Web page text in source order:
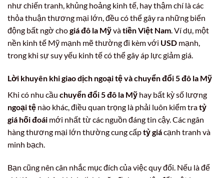
như chiến tranh, khủng hoảng kinh tế, hay thậm chí là các
thỏa thuận thương mại lớn, đều có thể gây ra những biến
động bất ngờ chogiá đô la Mỹvàtiền Việt Nam. Ví dụ, một
nền kinh tế Mỹ mạnh mẽ thường đi kèm với USD mạnh,
trong khi sự suy yếu kinh tế có thể gây áp lực giảm giá.
Lời khuyên khi giao dịch ngoại tệ và chuyển đổi 5 đô la Mỹ
Khi có nhu cầu chuyển đổi 5 đô la Mỹ hay bất kỳ số lượng
ngoại tệ nào khác, điều quan trọng là phải luôn kiểm tratỷ
giá hối đoái mới nhất từ các nguồn đáng tin cậy. Các ngân
hàng thương mại lớn thường cung cấptỷ giácạnh tranh và
minh bạch.
Bạn cũng nên cân nhắc mục đích của việc quy đổi. Nếu là để